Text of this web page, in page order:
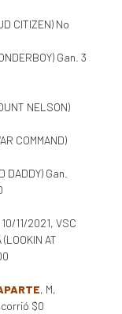
CITIZEN) No
Gan. 3
NELSON)
COMMAND)
DADDY) Gan.
11/2021, VSC
(LOOKIN AT
, M,
corrió $0